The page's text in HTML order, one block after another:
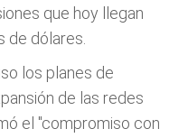
que hoy llegan
de dólares.
los planes de
de las redes
el "compromiso con